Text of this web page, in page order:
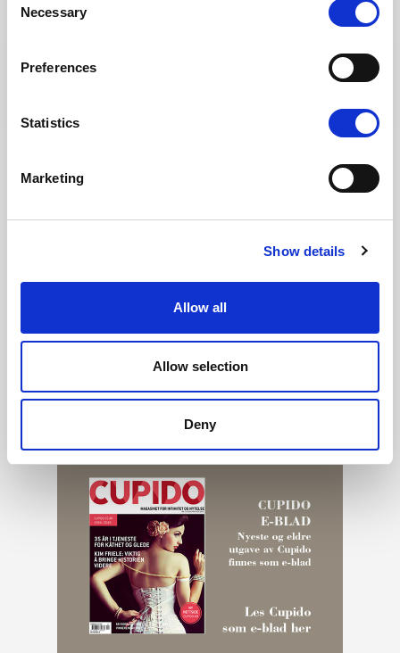
Selection
Necessary
Preferences
Statistics
Marketing
Show details
Allow all
Allow selection
Deny
HIV-positive lite smittefarlige